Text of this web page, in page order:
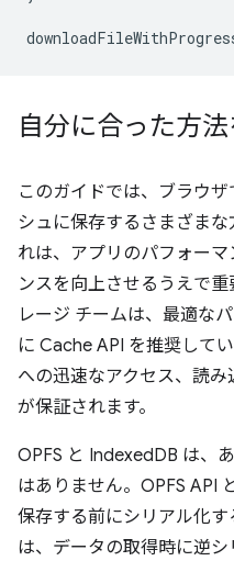
自分に合った方
このガイドでは、ブラウ
シュに保存するさまざま
れは、アプリのパフォー
ンスを向上させるうえで
レージ チームは、最適な
に Cache API を推奨して
への迅速なアクセス、読
が保証されます。
OPFS と IndexedDB は、
はありません。OPFS API
保存する前にシリアル化
は、データの取得時に逆